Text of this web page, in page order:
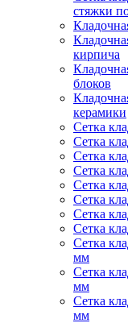
стяжки
кирпича
блоков
керамики
Сетка
Сетка
Сетка
Сетка
Сетка
Сетка
Сетка
Сетка
Сетка
мм
Сетка
мм
Сетка
мм